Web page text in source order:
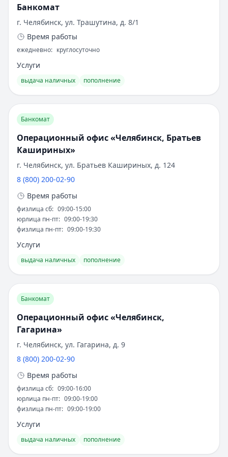
Рейтинг:4.6
Т-Банк — СмартВклад
Рейтинг:4.6
Газпромбанк
Т-Банк
— СмартВклад (CNY)
Газпромбанк
Рейтинг:4.6
Газпромбанк— Новые деньги
Рейтинг:4.6
Все вклады
Дебетовые карты — лучшие предложения
Альфа-Банк— Апельсиновая карта
Обслуживание:Бесплатно
Рейтинг:4.9
Т-Банк— S7 — T‑Bank
Обслуживание: Бесплатно
Рейтинг:4.6
Банк ПСБ— Твой кешбэк
Обслуживание:
Рейтинг:4.7
Банк ПСБ— Orange Premium Club
Обслуживание:
Рейтинг:4.7
Банк ПСБ— Пенсионная
Обслуживание: Бесплатно
Рейтинг:4.7
Т-Банк
Обслуживание:Бесплатно
Рейтинг:4.6
Т-Банк— S7 — T‑Bank Premium
Рейтинг:4.6
Альфа-Банк— Альфа-Мобайл
расширяться, а работа с корпоративными
клиентами - углубляться.
Банк участвует в государственных программах
развития сельского хозяйства. Его вклад в
обеспечение продовольственной безопасности
страны неоценим. История Россельхозбанка
институт может успешно эволюционировать,
сохраняя верность основной миссии.
Банкомат
г. Челябинск, ул. Трашутина, д. 8/1
Время работы
ежедневно: круглосуточно
Услуги
выдача наличных пополнение
Банкомат
Операционный офис «Челябинск, Братьев
Кашириных»
г. Челябинск, ул. Братьев Кашириных, д. 124
8 (800) 200-02-90
Время работы
физлица сб: 09:00-15:00
юрлица пн-пт: 09:00-19:30
физлица пн-пт: 09:00-19:30
Услуги
выдача наличных пополнение
Банкомат
Операционный офис «Челябинск,
Гагарина»
г. Челябинск, ул. Гагарина, д. 9
8 (800) 200-02-90
Время работы
физлица сб: 09:00-16:00
юрлица пн-пт: 09:00-19:00
физлица пн-пт: 09:00-19:00
Услуги
выдача наличных пополнение